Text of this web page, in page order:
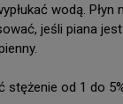
wodą. Płyn
jeśli piana
stężenie od 1 do